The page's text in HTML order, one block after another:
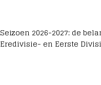
Seizoen 2026-2027: de
Eredivisie- en Eerste